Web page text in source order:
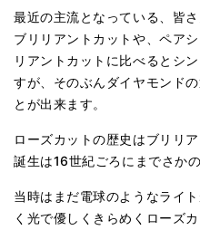
最近の主流となっている、皆
ブリリアントカットや、ペア
リアントカットに比べるとシ
すが、そのぶんダイヤモンド
とが出来ます。
ローズカットの歴史はブリリ
誕生は16世紀ごろにまでさかの
当時はまだ電球のようなライ
く光で優しくきらめくローズ